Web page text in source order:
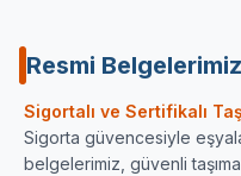
Resmi Belgelerimiz
Sigortalı ve Sertifikalı
Sigorta güvencesiyle
belgelerimiz, güvenli